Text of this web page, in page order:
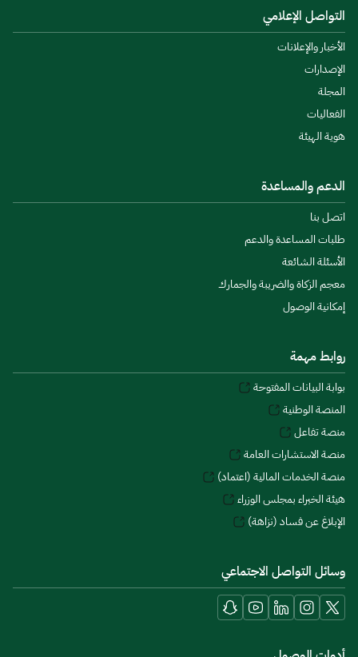
التواصل الإعلامي
الأخبار والإعلانات
الإصدارات
المجلة
الفعاليات
هوية الهيئة
الدعم والمساعدة
اتصل بنا
طلبات المساعدة والدعم
الأسئلة الشائعة
معجم الزكاة والضريبة والجمارك
إمكانية الوصول
روابط مهمة
بوابة البيانات المفتوحة
المنصة الوطنية
منصة تفاعل
منصة الاستشارات العامة
منصة الخدمات المالية (اعتماد)
هيئة الخبراء بمجلس الوزراء
الإبلاغ عن فساد (نزاهة)
وسائل التواصل الاجتماعي